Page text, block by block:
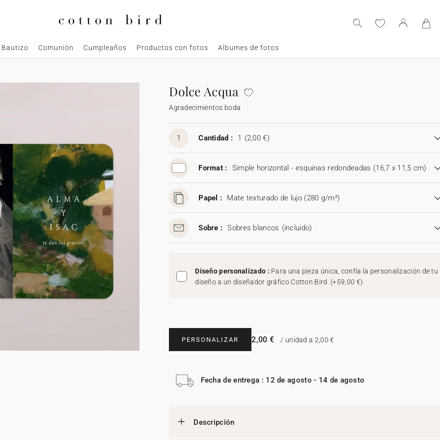
Bautizo Comunión Cumpleaños Productos con fotos Albumes de fotos
Dolce Acqua
Agradecimientos boda
1 Cantidad : 1 (2,00 €)
Format : Simple horizontal - esquinas redondeadas (16,7 x 11,5 cm)
Papel : Mate texturado de lujo (280 g/m²)
Sobre : Sobres blancos (incluido)
Diseño personalizado : Para una pieza única, confía la personalización de tu
diseño a un diseñador gráfico Cotton Bird. (+59,00 €)
PERSONALIZAR 2,00 € / unidad a 2,00 €
Fecha de entrega : 12 de agosto - 14 de agosto
Descripción